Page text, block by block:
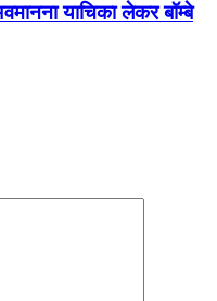
याचिका लेकर बॉम्बे